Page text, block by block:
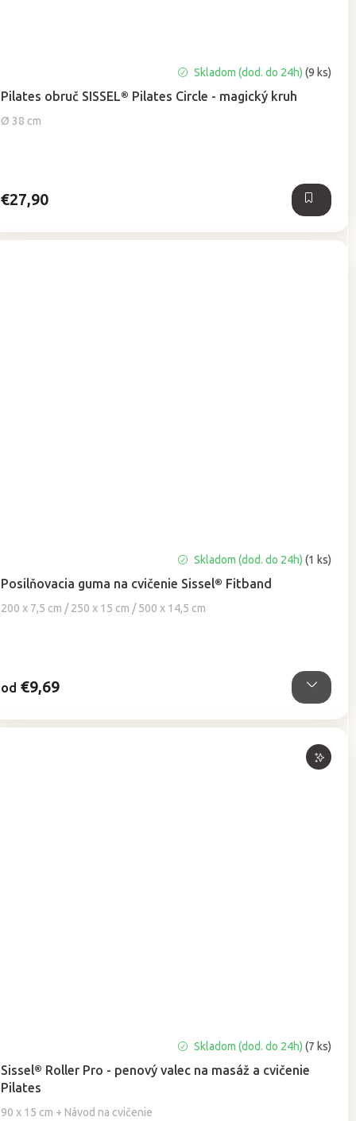
Pilates obruč SISSEL® Pilates Circle - magický kruh
Ø 38 cm
hodnotenie
produktu
je
Skladom (dod. do 24h)(9 ks)
€27,90
Posilňovacia guma na cvičenie Sissel® Fitband
200 x 7,5 cm / 250 x 15 cm / 500 x 14,5 cm
hodnotenie
produktu
je
Skladom (dod. do 24h)(1 ks)
od €9,69
Sissel® Roller Pro - penový valec na masáž a cvičenie
Pilates
90 x 15 cm + Návod na cvičenie
hodnotenie
produktu
je
4,9
Skladom (dod. do 24h)(7 ks)